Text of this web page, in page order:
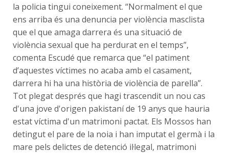
la policia tingui coneixement. “Normalment el que
ens arriba és una denuncia per violència masclista
que el que amaga darrera és una situació de
violència sexual que ha perdurat en el temps”,
comenta Escudé que remarca que “el patiment
d’aquestes víctimes no acaba amb el casament,
darrera hi ha una història de violència de parella”.
Tot plegat després que hagi trascendit un nou cas
d'una jove d'origen pakistaní de 19 anys que hauria
estat víctima d'un matrimoni pactat. Els Mossos han
detingut el pare de la noia i han imputat el germà i la
mare pels delictes de detenció il·legal, matrimoni